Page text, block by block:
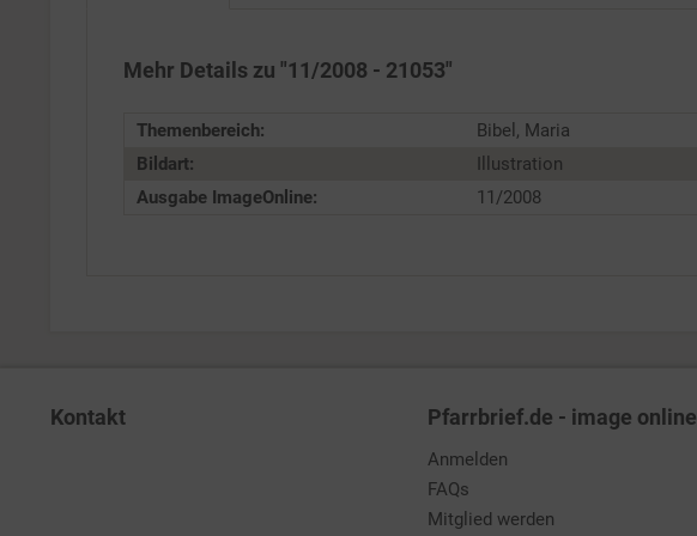
Mehr Details zu "11/2008 - 21053"
Themenbereich:
Bibel, Maria
Bildart:
Illustration
Ausgabe ImageOnline:
11/2008
Kontakt Pfarrbrief.de - image online
Anmelden
FAQs
Mitglied werden
Service